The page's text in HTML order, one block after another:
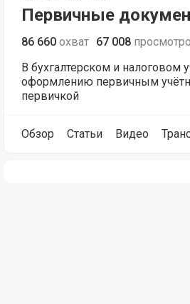
Первичные
86 660 охват 67 008
В бухгалтерском и налоговом
оформлению первичным
первичкой
Обзор Статьи Видео